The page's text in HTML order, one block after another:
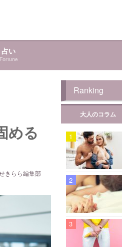
占い
Fortune
める
きらら編集部
Ranking
大人のコラム